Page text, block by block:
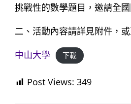
挑戰性的數學題目，邀請全
二、活動內容請詳見附件，
中山大學
下載
Post Views: 349